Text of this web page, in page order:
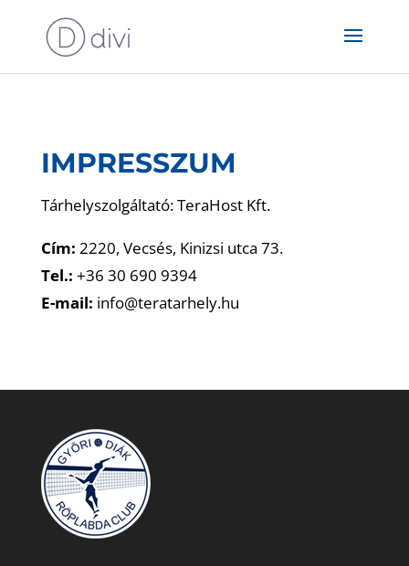
IMPRESSZUM
Tárhelyszolgáltató: TeraHost Kft.
Cím: 2220, Vecsés, Kinizsi utca 73.
Tel.: +36 30 690 9394
E-mail: info@teratarhely.hu